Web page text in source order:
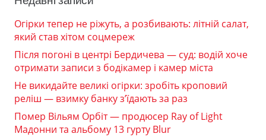
Огірки тепер не ріжуть, а розбивають: літній салат,
який став хітом соцмереж
Після погоні в центрі Бердичева — суд: водій хоче
отримати записи з бодікамер і камер міста
Не викидайте великі огірки: зробіть кроповий
реліш — взимку банку з’їдають за раз
Помер Вільям Орбіт — продюсер Ray of Light
Мадонни та альбому 13 гурту Blur